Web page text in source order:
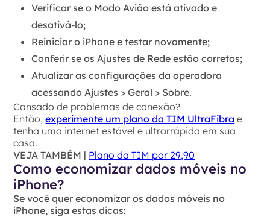
Verificar se o Modo Avião está ativado e
desativá-lo;
Reiniciar o iPhone e testar novamente;
Conferir se os Ajustes de Rede estão corretos;
Atualizar as configurações da operadora
acessando Ajustes > Geral > Sobre.
Cansado de problemas de conexão?
Então, experimente um plano da TIM UltraFibra e
tenha uma internet estável e ultrarrápida em sua
casa.
VEJA TAMBÉM | Plano da TIM por 29,90
Como economizar dados móveis no
iPhone?
Se você quer economizar os dados móveis no
iPhone, siga estas dicas: